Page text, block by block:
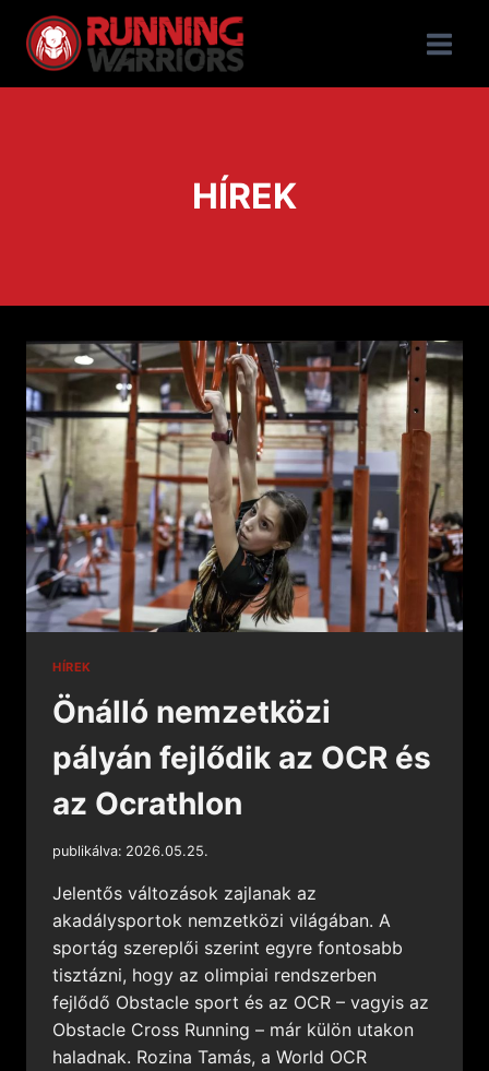
HÍREK
HÍREK
Önálló nemzetközi
pályán fejlődik az OCR és
az Ocrathlon
publikálva: 2026.05.25.
Jelentős változások zajlanak az
akadálysportok nemzetközi világában. A
sportág szereplői szerint egyre fontosabb
tisztázni, hogy az olimpiai rendszerben
fejlődő Obstacle sport és az OCR – vagyis az
Obstacle Cross Running – már külön utakon
haladnak. Rozina Tamás, a World OCR